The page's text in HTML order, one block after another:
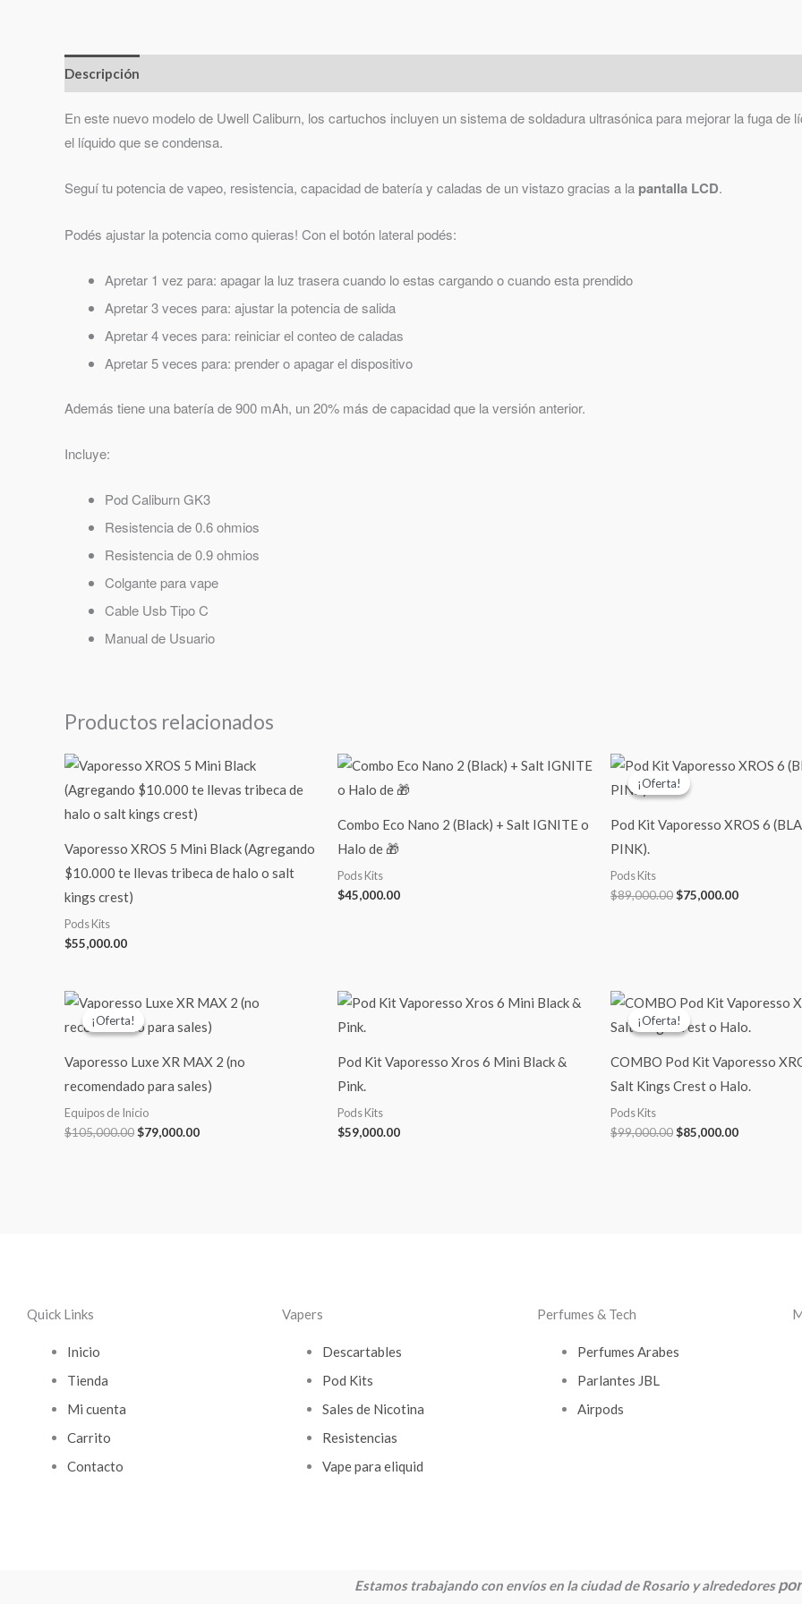
Descripción
En este nuevo modelo de Uwell Caliburn, los cartuchos incluyen un sistema de soldadura ultrasónica para mejorar la fuga de
el líquido que se condensa.
Seguí tu potencia de vapeo, resistencia, capacidad de batería y caladas de un vistazo gracias a la pantalla LCD.
Podés ajustar la potencia como quieras! Con el botón lateral podés:
Apretar 1 vez para: apagar la luz trasera cuando lo estas cargando o cuando esta prendido
Apretar 3 veces para: ajustar la potencia de salida
Apretar 4 veces para: reiniciar el conteo de caladas
Apretar 5 veces para: prender o apagar el dispositivo
Además tiene una batería de 900 mAh, un 20% más de capacidad que la versión anterior.
Incluye:
Pod Caliburn GK3
Resistencia de 0.6 ohmios
Resistencia de 0.9 ohmios
Colgante para vape
Cable Usb Tipo C
Manual de Usuario
Productos relacionados
Vaporesso XROS 5 Mini Black (Agregando
$10.000 te llevas tribeca de halo o salt
kings crest)
Pods Kits
$55,000.00
Combo Eco Nano 2 (Black) + Salt IGNITE o
Halo de 🎁
Pods Kits
$45,000.00
¡Oferta!
¡Oferta!
Pod Kit Vaporesso XROS 6
PINK).
Pods Kits
$89,000.00
El
precio
original
$89,000.00.
$75,000.00
El
precio
$75,000.00.
¡Oferta!
¡Oferta!
Vaporesso Luxe XR MAX 2 (no
recomendado para sales)
Equipos de Inicio
$105,000.00
El
precio
original
$105,000.00.
$79,000.00
El
precio
actual
$79,000.00.
Pod Kit Vaporesso Xros 6 Mini Black &
Pink.
Pods Kits
$59,000.00
¡Oferta!
¡Oferta!
COMBO Pod Kit Vaporesso
Salt Kings Crest o Halo.
Pods Kits
$99,000.00
El
precio
original
$99,000.00.
$85,000.00
El
precio
actual
$85,000.00.
Quick Links
Inicio
Tienda
Mi cuenta
Carrito
Contacto
Vapers
Descartables
Pod Kits
Sales de Nicotina
Resistencias
Vape para eliquid
Perfumes & Tech
Perfumes Arabes
Parlantes JBL
Airpods
Estamos trabajando con envíos en la ciudad de Rosario y alrededores